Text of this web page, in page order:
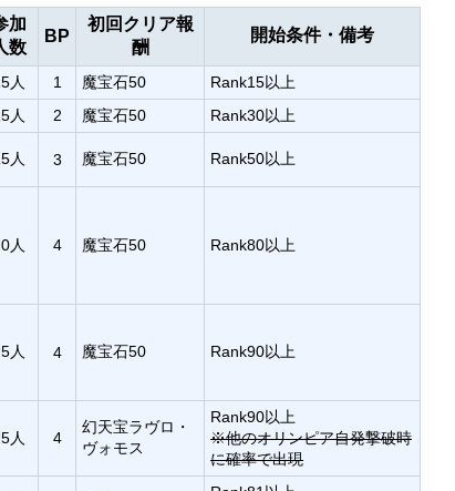
加
数
BP
初回クリア報
酬
開始条件・備考
人 1 魔宝石50
Rank15以上
人 2 魔宝石50 Rank30以上
人 3 魔宝石50 Rank50以上
人 4 魔宝石50 Rank80以上
人 4 魔宝石50 Rank90以上
人 4
幻天宝ラヴロ・
ヴォモス
Rank90以上
※他のオリンピア自発撃破時
に確率で出現